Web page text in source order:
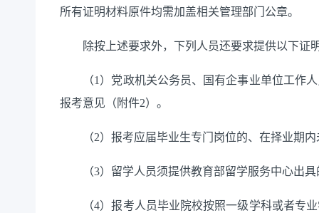
所有证明材料原件均需加盖相关管理部门公章。
除按上述要求外，下列人员还要求提供以下证
（1）党政机关公务员、国有企事业单位工作人
报考意见（附件2）。
（2）报考应届毕业生专门岗位的、在择业期内
（3）留学人员须提供教育部留学服务中心出具
（4）报考人员毕业院校按照一级学科或者专业